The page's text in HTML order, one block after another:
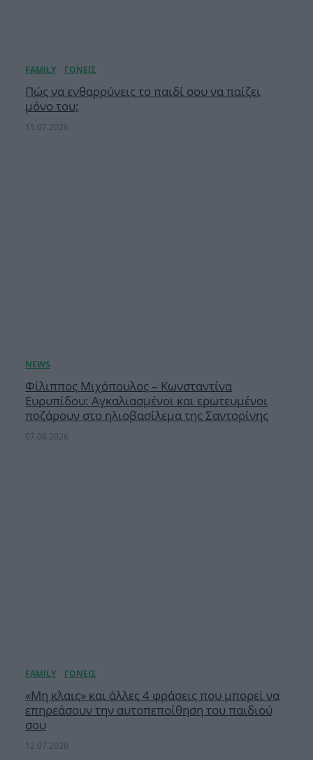
Πώς να ενθαρρύνεις το παιδί σου να παίζει
μόνο του;
15.07.2026
Φίλιππος Μιχόπουλος – Κωνσταντίνα
Ευρυπίδου: Αγκαλιασμένοι και ερωτευμένοι
ποζάρουν στο ηλιοβασίλεμα της Σαντορίνης
07.08.2026
«Μη κλαις» και άλλες 4 φράσεις που μπορεί να
επηρεάσουν την αυτοπεποίθηση του παιδιού
σου
12.07.2026